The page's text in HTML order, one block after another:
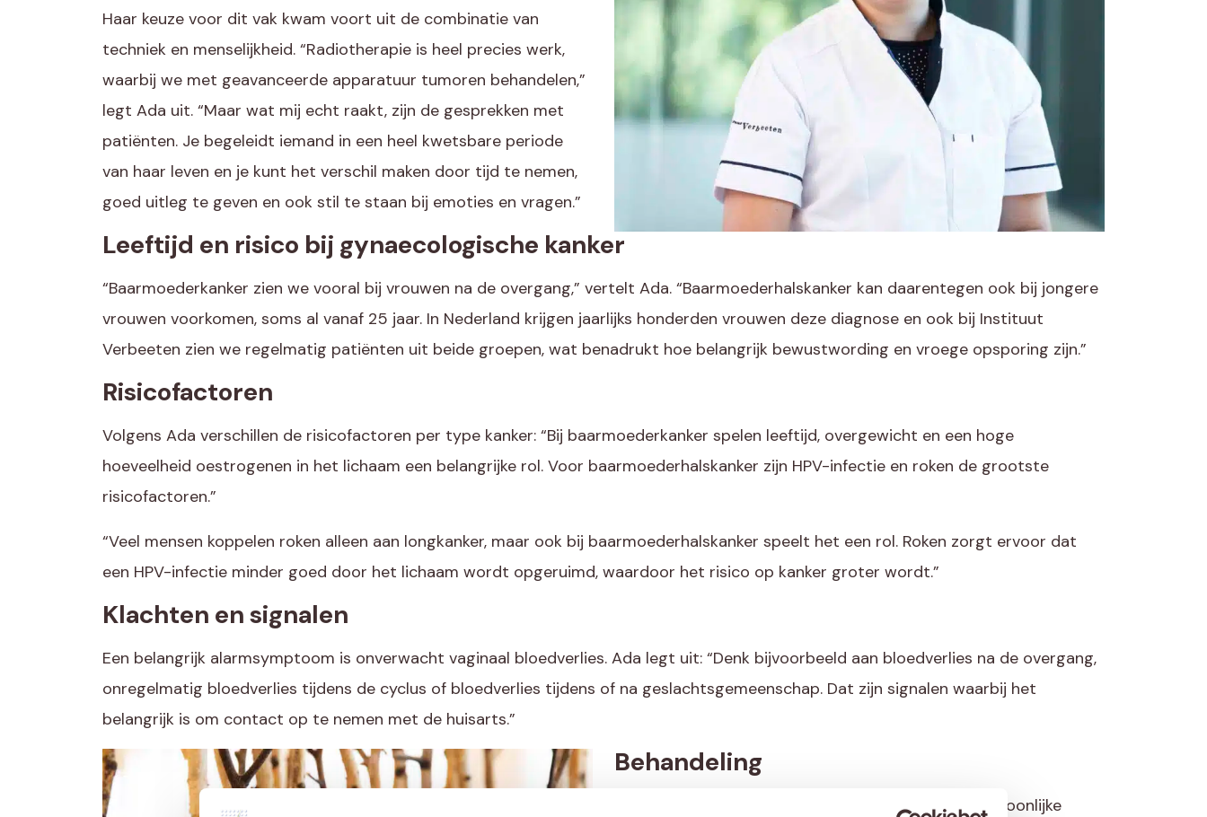
Haar keuze voor dit vak kwam voort uit de combinatie van
techniek en menselijkheid. “Radiotherapie is heel precies werk,
waarbij we met geavanceerde apparatuur tumoren behandelen,”
legt Ada uit. “Maar wat mij echt raakt, zijn de gesprekken met
patiënten. Je begeleidt iemand in een heel kwetsbare periode
van haar leven en je kunt het verschil maken door tijd te nemen,
goed uitleg te geven en ook stil te staan bij emoties en vragen.”
Leeftijd en risico bij gynaecologische kanker
“Baarmoederkanker zien we vooral bij vrouwen na de overgang,” vertelt Ada. “Baarmoederhalskanker kan daarentegen ook bij jongere
vrouwen voorkomen, soms al vanaf 25 jaar. In Nederland krijgen jaarlijks honderden vrouwen deze diagnose en ook bij Instituut
Verbeeten zien we regelmatig patiënten uit beide groepen, wat benadrukt hoe belangrijk bewustwording en vroege opsporing zijn.”
Risicofactoren
Volgens Ada verschillen de risicofactoren per type kanker: “Bij baarmoederkanker spelen leeftijd, overgewicht en een hoge
hoeveelheid oestrogenen in het lichaam een belangrijke rol. Voor baarmoederhalskanker zijn HPV-infectie en roken de grootste
risicofactoren.”
“Veel mensen koppelen roken alleen aan longkanker, maar ook bij baarmoederhalskanker speelt het een rol. Roken zorgt ervoor dat
een HPV-infectie minder goed door het lichaam wordt opgeruimd, waardoor het risico op kanker groter wordt.”
Klachten ensignalen
Een belangrijk alarmsymptoom is onverwacht vaginaal bloedverlies. Ada legt uit: “Denk bijvoorbeeld aan bloedverlies na de overgang,
onregelmatig bloedverlies tijdens de cyclus of bloedverlies tijdens of na geslachtsgemeenschap. Dat zijn signalen waarbij het
belangrijk is om contact op te nemen met de huisarts.”
Behandeling
De behandeling hangt af van het stadium en de persoonlijke